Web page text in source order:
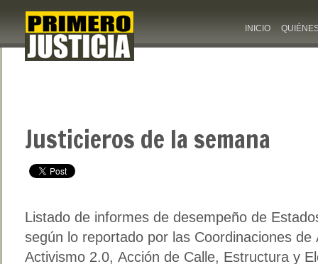
INICIO
Justicieros de la semana
Listado de informes de desempeño de
según lo reportado por las Coordinaciones de
Activismo 2.0, Acción de Calle, Estructura y